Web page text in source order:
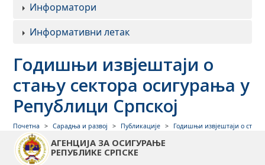
Информатори
Информативни летак
Годишњи извјештаји о
стању сектора осигурања у
Републици Српској
Почетна Сарадња и развој Публикације Годишњи извјештаји о
«
ГОДИШЊИ
ИЗВЈЕШТАЈИ О
СТАЊУ СЕКТОРА
ГОДИШЊИ
СТАЊУ СЕКТОРА
АГЕНЦИЈА ЗА ОСИГУРАЊЕ
РЕПУБЛИКЕ СРПСКЕ